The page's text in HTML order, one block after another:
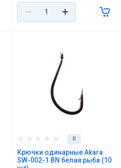
0
Крючки одинарные Akara
SW-002-1 BN белая рыба (10